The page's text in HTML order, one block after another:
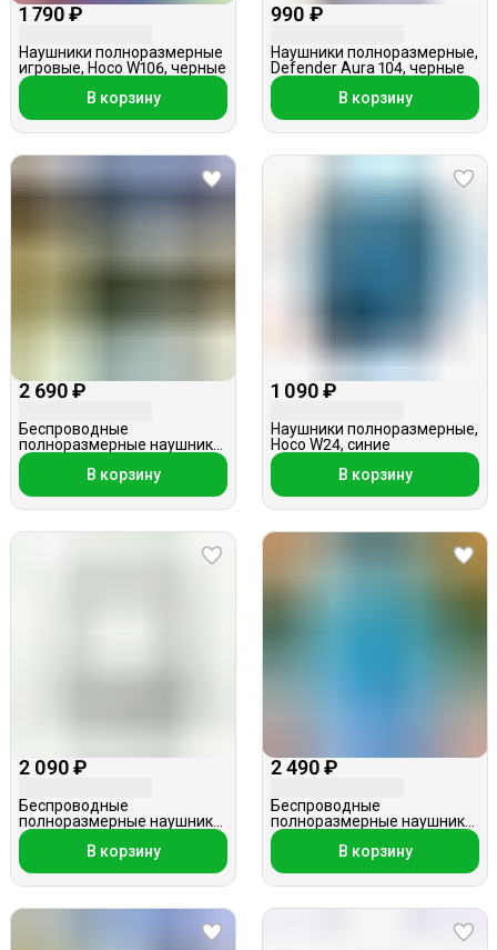
1 790 ₽
Наушники полноразмерные
игровые, Hoco W106, черные
В корзину
990 ₽
Наушники полноразмерные,
Defender Aura 104, черные
В корзину
2 690 ₽
Беспроводные
полноразмерные наушники,
Celebrat A4, красные
В корзину
1 090 ₽
Наушники полноразмерные,
Hoco W24, синие
В корзину
2 090 ₽
Беспроводные
полноразмерные наушники,
SODO, SD-1005, светло-
В корзину
2 490 ₽
Беспроводные
полноразмерные наушники,
Hoco W39 с ушками, голубые
В корзину